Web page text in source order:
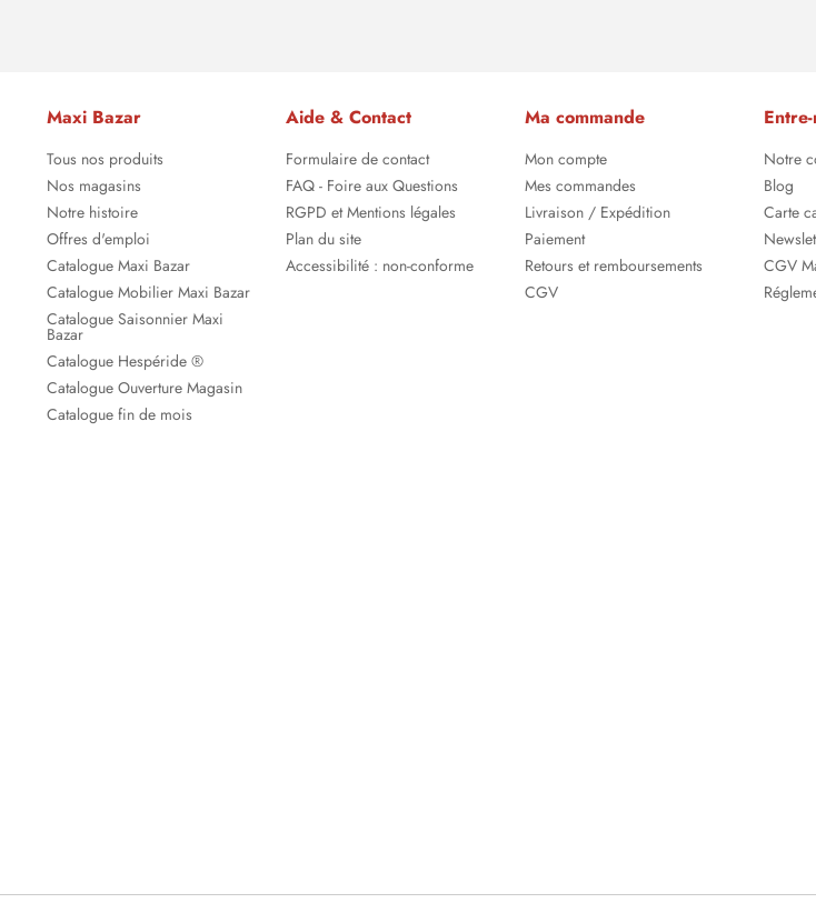
Maxi Bazar
Tous nos produits
Nos magasins
Notre histoire
Offres d'emploi
Catalogue Maxi Bazar
Catalogue Mobilier Maxi Bazar
Catalogue Saisonnier Maxi
Bazar
Catalogue Hespéride ®
Catalogue Ouverture Magasin
Catalogue fin de mois
Aide & Contact
Formulaire de contact
FAQ - Foire aux Questions
RGPD et Mentions légales
Plan du site
Accessibilité : non-conforme
Ma commande
Mon compte
Mes commandes
Livraison / Expédition
Paiement
Retours et remboursements
CGV
Notre
Blog
Carte
CGV